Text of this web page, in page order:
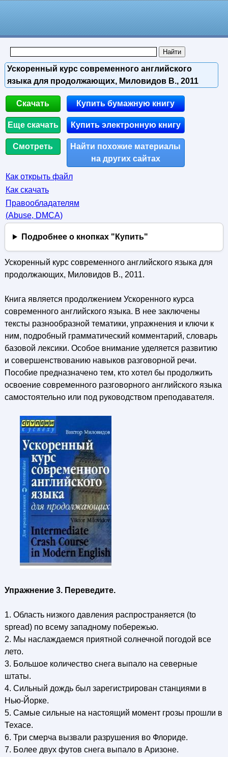
Ускоренный курс современного английского
языка для продолжающих, Миловидов В., 2011
Скачать
Еще скачать
Смотреть
Купить бумажную книгу
Купить электронную книгу
Найти похожие материалы
на других сайтах
Как открыть файл
Как скачать
Правообладателям
(Abuse, DMСA)
Подробнее о кнопках "Купить"
Ускоренный курс современного английского языка для
продолжающих, Миловидов В., 2011.
Книга является продолжением Ускоренного курса
современного английского языка. В нее заключены
тексты разнообразной тематики, упражнения и ключи к
ним, подробный грамматический комментарий, словарь
базовой лексики. Особое внимание уделяется развитию
и совершенствованию навыков разговорной речи.
Пособие предназначено тем, кто хотел бы продолжить
освоение современного разговорного английского языка
самостоятельно или под руководством преподавателя.
Упражнение 3. Переведите.
1. Область низкого давления распространяется (to
spread) по всему западному побережью.
2. Мы наслаждаемся приятной солнечной погодой все
лето.
3. Большое количество снега выпало на северные
штаты.
4. Сильный дождь был зарегистрирован станциями в
Нью-Йорке.
5. Самые сильные на настоящий момент грозы прошли в
Техасе.
6. Три смерча вызвали разрушения во Флориде.
7. Более двух футов снега выпало в Аризоне.